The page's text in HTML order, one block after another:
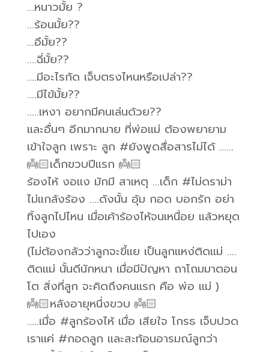
…หนาวมั้ย ?
…ร้อนมั้ย??
…อึมั้ย??
….ฉี่มั้ย??
….มีอะไรกัด เจ็บตรงไหนหรือเปล่า??
….มีไข้มั้ย??
…..เหงา อยากมีคนเล่นด้วย??
และอื่นๆ อีกมากมาย ที่พ่อแม่ ต้องพยายาม
เข้าใจลูก เพราะ ลูก #ยังพูดสื่อสารไม่ได้ ……
👼🏻เด็กขวบปีแรก 👼🏻
ร้องไห้ งอแง มักมี สาเหตุ …เด็ก #ไม่ดราม่า
ไม่แกล้งร้อง ….ดังนั้น อุ้ม กอด บอกรัก อย่า
ทิ้งลูกไปไหน เมื่อเค้าร้องไห้จนเหนื่อย แล้วหยุด
ไปเอง
(ไม่ต้องกลัวว่าลูกจะขี้แย เป็นลูกแหง่ติดแม่ ….
ติดแม่ นั้นดีนักหนา เมื่อมีปัญหา ถาโถมมาตอน
โต สิ่งที่ลูก จะคิดถึงคนแรก คือ พ่อ แม่ )
👼🏻หลังอายุหนึ่งขวบ 👼🏻
…..เมื่อ #ลูกร้องไห้ เมื่อ เสียใจ​ โกรธ​ เจ็บปวด​
เราแค่ #กอดลูก และสะท้อนอารมณ์ลูกว่า